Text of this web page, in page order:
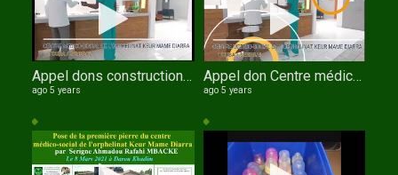
Appel dons construction Centre médico social de l'orphelinat Keur Mame Diarra
ago 5 years
Appel don Centre médico social de l'orphelinat Keur Mame Diarra de TOUBA au SENEGAL 3D Wolof
ago 5 years